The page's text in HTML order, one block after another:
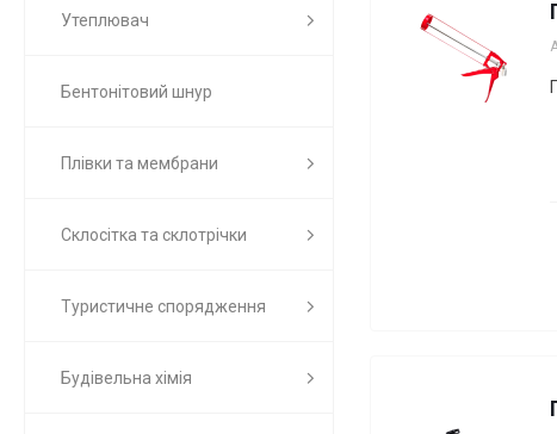
Утеплювач
Бентонітовий шнур
Плівки та мембрани
Склосітка та склотрічки
Туристичне спорядження
Будівельна хімія